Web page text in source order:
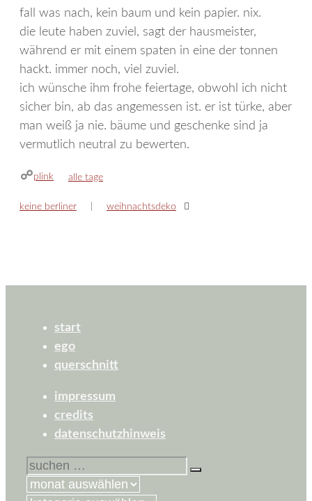
fall was nach, kein baum und kein papier. nix.
die leute haben zuviel, sagt der hausmeister,
während er mit einem spaten in eine der tonnen
hackt. immer noch, viel zuviel.
ich wünsche ihm frohe feiertage, obwohl ich nicht
sicher bin, ab das angemessen ist. er ist türke, aber
man weiß ja nie. bäume und geschenke sind ja
vermutlich neutral zu bewerten.
plink kategorien
alle tage
keine berliner weihnachtsdeko
start
ego
querschnitt
impressum
credits
datenschutzhinweis
suchen
nach: